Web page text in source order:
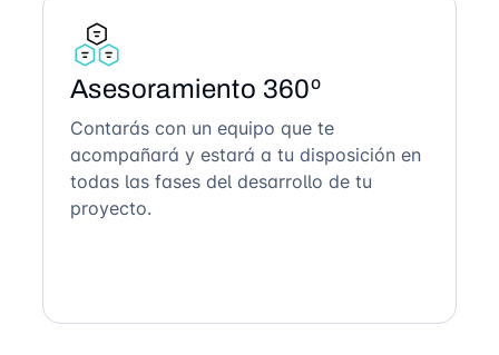
Asesoramiento 360º
Contarás con un equipo que te
acompañará y estará a tu disposición en
todas las fases del desarrollo de tu
proyecto.